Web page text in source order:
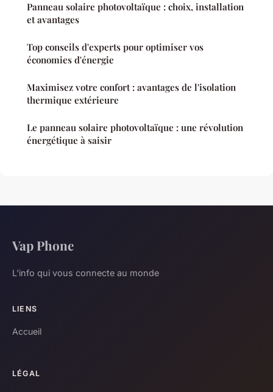
Panneau solaire photovoltaïque : choix, installation
et avantages
Top conseils d'experts pour optimiser vos
économies d'énergie
Maximisez votre confort : avantages de l'isolation
thermique extérieure
Le panneau solaire photovoltaïque : une révolution
énergétique à saisir
Vap Phone
L'info qui vous connecte au monde
LIENS
Accueil
LÉGAL